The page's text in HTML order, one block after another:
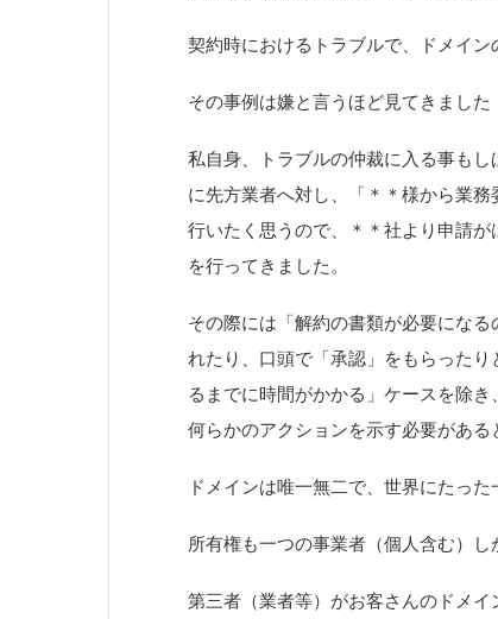
契約時におけるトラブルで、ドメイ
その事例は嫌と言うほど見てきました
私自身、トラブルの仲裁に入る事も
に先方業者へ対し、「＊＊様から業
行いたく思うので、＊＊社より申請
を行ってきました。
その際には「解約の書類が必要にな
れたり、口頭で「承認」をもらった
るまでに時間がかかる」ケースを除
何らかのアクションを示す必要がある
ドメインは唯一無二で、世界にたった
所有権も一つの事業者（個人含む）
第三者（業者等）がお客さんのドメ